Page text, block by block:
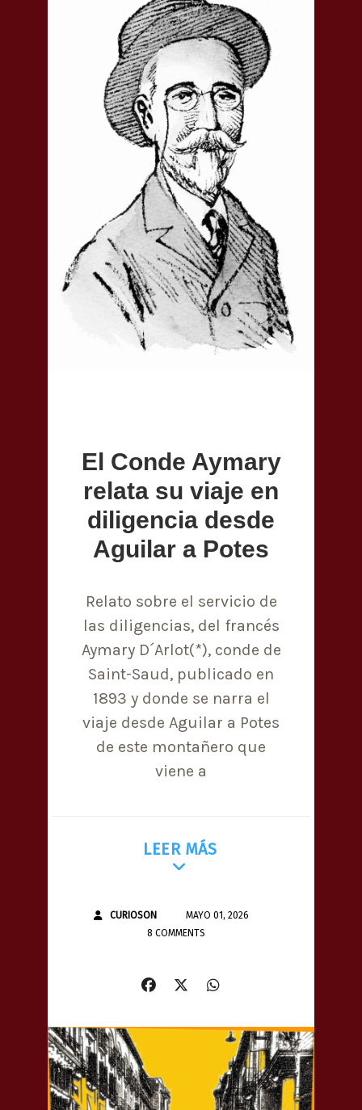
El Conde Aymary
relata su viaje en
diligencia desde
Aguilar a Potes
Relato sobre el servicio de
las diligencias, del francés
Aymary D´Arlot(*), conde de
Saint-Saud, publicado en
1893 y donde se narra el
viaje desde Aguilar a Potes
de este montañero que
viene a
LEER MÁS
CURIOSON
MAYO 01, 2026
8 COMMENTS